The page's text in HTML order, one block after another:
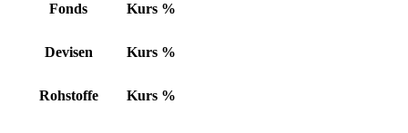
Fonds Kurs %
Devisen Kurs %
Rohstoffe Kurs %